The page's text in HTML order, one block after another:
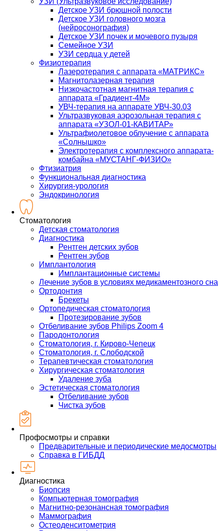
Детское УЗИ брюшной полости
Детское УЗИ головного мозга
(нейросонография)
Детское УЗИ почек и мочевого пузыря
Семейное УЗИ
УЗИ сердца у детей
Физиотерапия
Лазеротерапия с аппарата «МАТРИКС»
Магнитолазерная терапия
Низкочастотная магнитная терапия с
аппарата «Градиент-4М»
УВЧ-терапия на аппарате УВЧ-30.03
Ультразвуковая аэрозольная терапия с
аппарата «УЗОЛ-01-КАВИТАР»
Ультрафиолетовое облучение с аппарата
«Солнышко»
Электротерапия с комплексного аппарата-
комбайна «МУСТАНГ-ФИЗИО»
Фтизиатрия
Функциональная диагностика
Хирургия-урология
Эндокринология
Стоматология
Детская стоматология
Диагностика
Рентген детских зубов
Рентген зубов
Имплантология
Имплантационные системы
Лечение зубов в условиях медикаментозного сна
Ортодонтия
Брекеты
Ортопедическая стоматология
Протезирование зубов
Отбеливание зубов Philips Zoom 4
Пародонтология
Стоматология, г. Кирово-Чепецк
Стоматология, г. Слободской
Терапевтическая стоматология
Хирургическая стоматология
Удаление зуба
Эстетическая стоматология
Отбеливание зубов
Чистка зубов
Профосмотры и справки
Предварительные и периодические медосмотры
Справка в ГИБДД
Диагностика
Биопсия
Компьютерная томография
Магнитно-резонансная томография
Маммография
Остеоденситометрия